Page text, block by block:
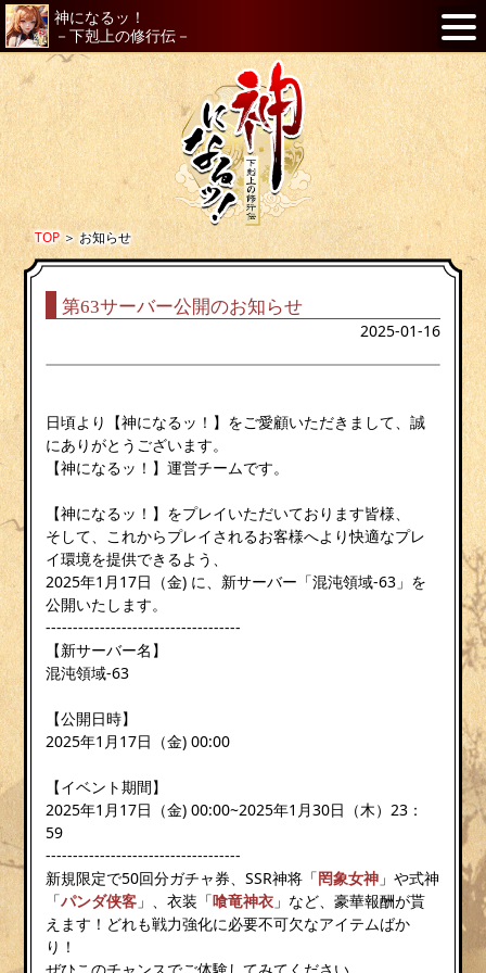
神になるッ！
－下剋上の修行伝－
TOP＞お知らせ
第63サーバー公開のお知らせ
2025-01-16
日頃より【神になるッ！】をご愛顧いただきまして、誠
にありがとうございます。
【神になるッ！】運営チームです。
【神になるッ！】をプレイいただいております皆様、
そして、これからプレイされるお客様へより快適なプレ
イ環境を提供できるよう、
2025年1月17日（金) に、新サーバー「混沌領域-63」を
公開いたします。
------------------------------------
【新サーバー名】
混沌領域-63
【公開日時】
2025年1月17日（金) 00:00
【イベント期間】
2025年1月17日（金) 00:00~2025年1月30日（木）23：
59
------------------------------------
新規限定で50回分ガチャ券、SSR神将「罔象女神 」や式神
「パンダ侠客 」、衣装「喰竜神衣 」など、豪華報酬が貰
えます！どれも戦力強化に必要不可欠なアイテムばか
り！
ぜひこのチャンスでご体験してみてください。